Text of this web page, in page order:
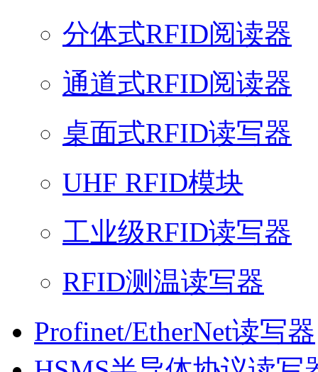
分体式RFID阅读器
通道式RFID阅读器
桌面式RFID读写器
UHF RFID模块
工业级RFID读写器
RFID测温读写器
Profinet/EtherNet读写器